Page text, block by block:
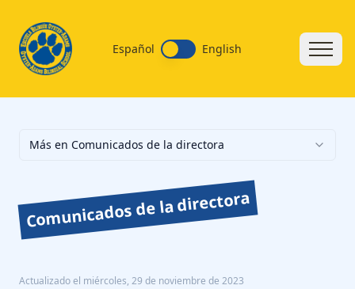
Español English
Más en Comunicados de la directora
Comunicados de la directora
Actualizado el miércoles, 29 de noviembre de 2023